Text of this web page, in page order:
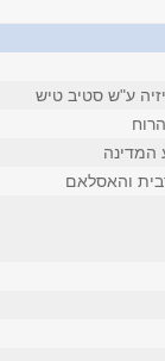
ע"ש סטיב טיש
המדינה
והאסלאם